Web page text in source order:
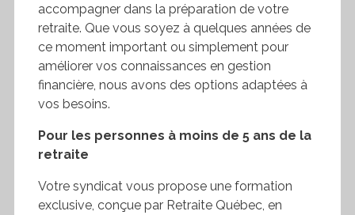
accompagner dans la préparation de votre
retraite. Que vous soyez à quelques années de
ce moment important ou simplement pour
améliorer vos connaissances en gestion
financière, nous avons des options adaptées à
vos besoins.
Pour les personnes à moins de 5 ans de la
retraite
Votre syndicat vous propose une formation
exclusive, conçue par Retraite Québec, en